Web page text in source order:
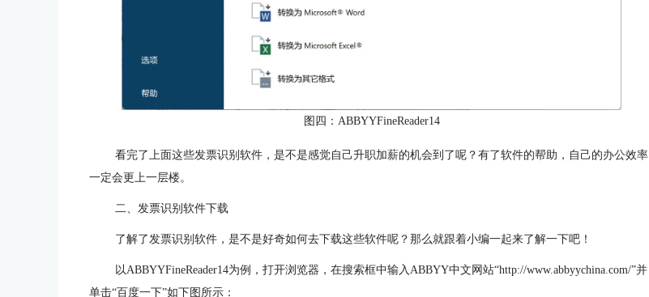
图四：ABBYYFineReader14
看完了上面这些发票识别软件，是不是感觉自己升职加薪的机会到了呢？有了软件的帮助，自己的办公效率
一定会更上一层楼。
二、发票识别软件下载
了解了发票识别软件，是不是好奇如何去下载这些软件呢？那么就跟着小编一起来了解一下吧！
以ABBYYFineReader14为例，打开浏览器，在搜索框中输入ABBYY中文网站“http://www.abbyychina.com/”并
单击“百度一下”如下图所示：